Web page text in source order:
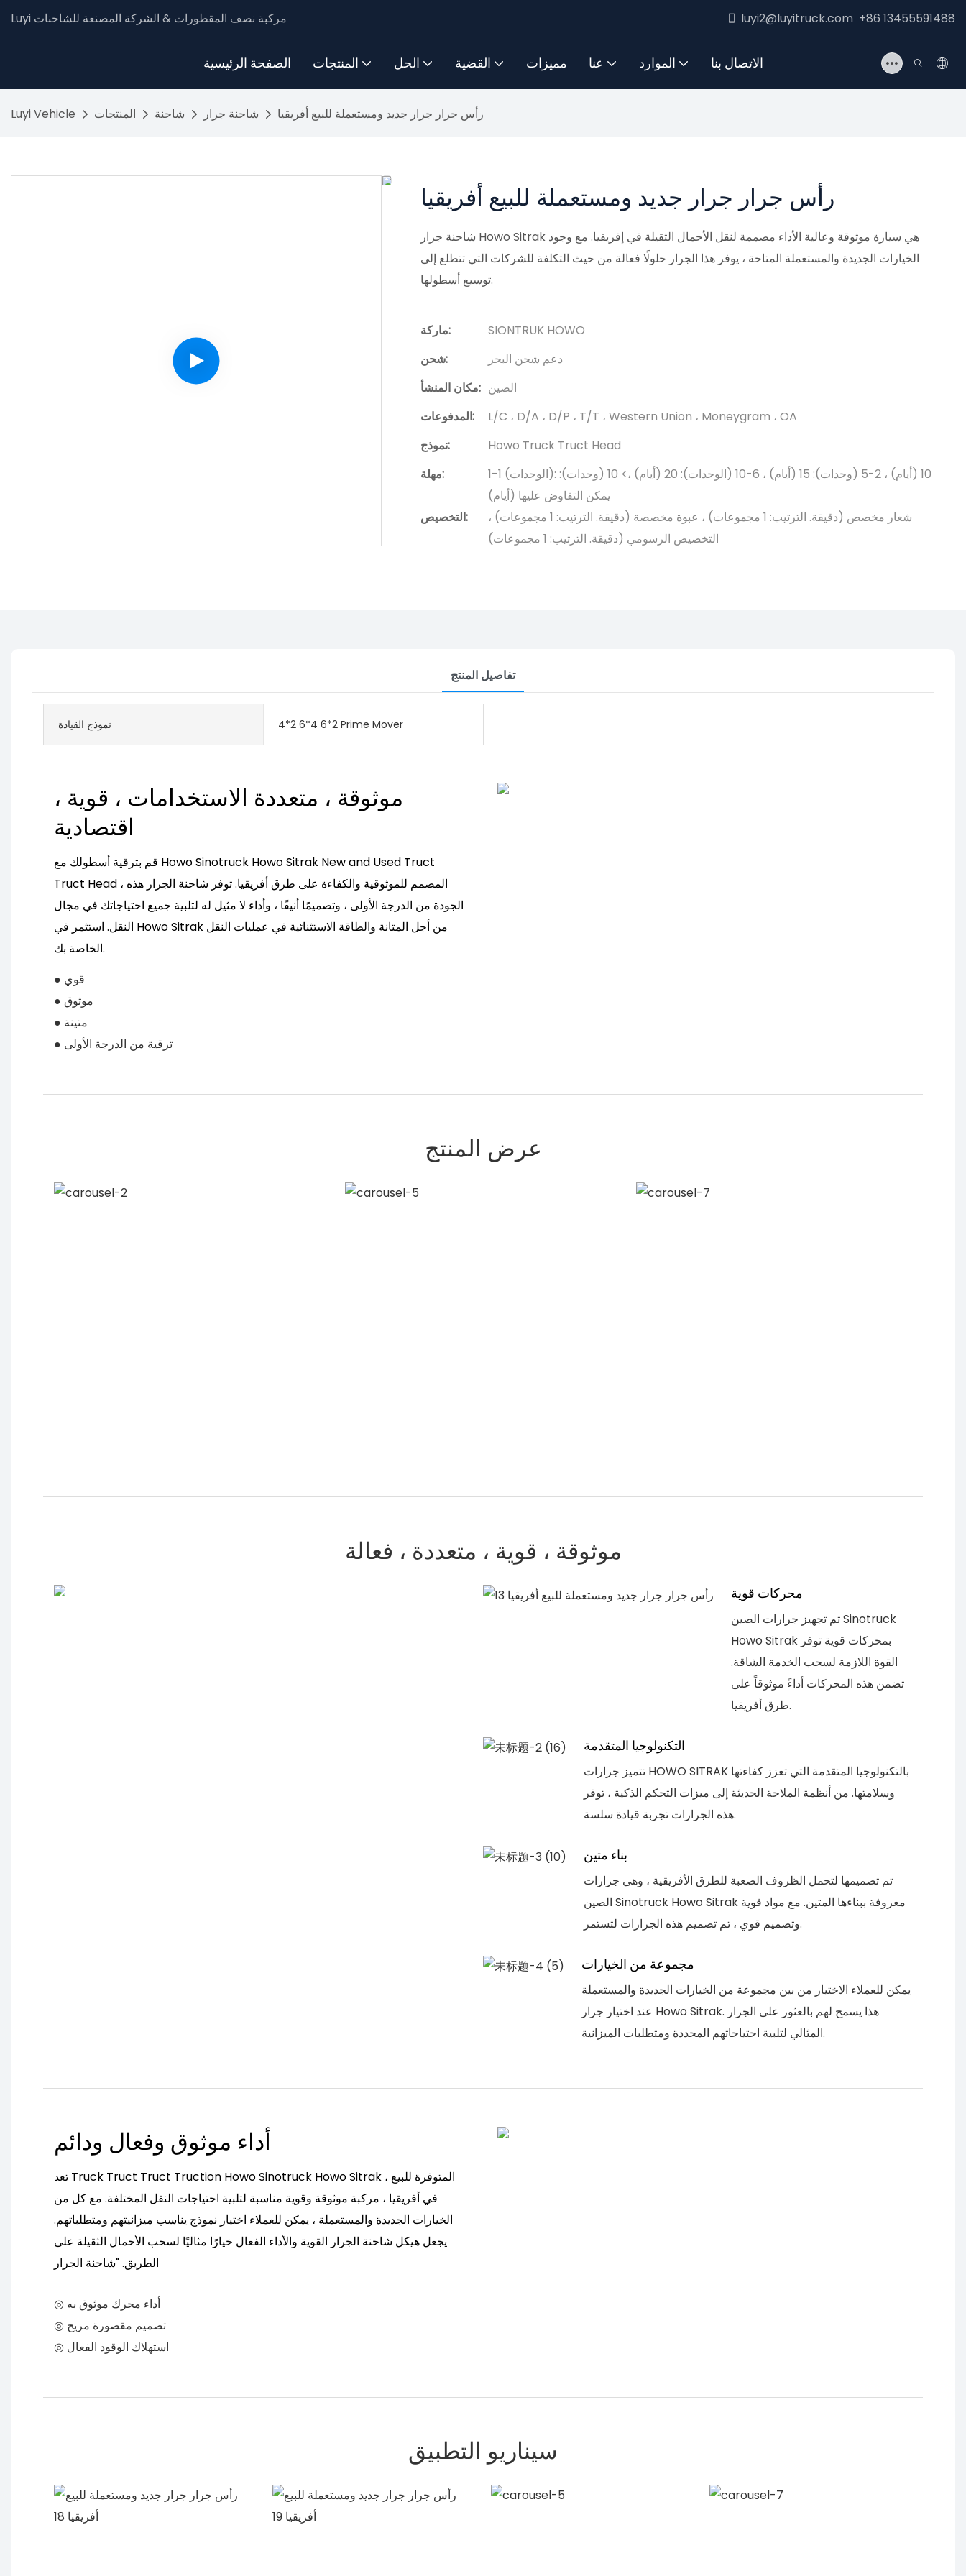
Luyi مركبة نصف المقطورات & الشركة المصنعة للشاحنات luyi2@luyitruck.com +86 13455591488
الصفحة الرئيسية المنتجات الحل القضية مميزات عنا الموارد الاتصال بنا
Luyi Vehicle المنتجات شاحنة شاحنة جرار رأس جرار جرار جديد ومستعملة للبيع أفريقيا
رأس جرار جرار جديد ومستعملة للبيع أفريقيا
شاحنة جرار Howo Sitrak هي سيارة موثوقة وعالية الأداء مصممة لنقل الأحمال الثقيلة في إفريقيا. مع وجود
الخيارات الجديدة والمستعملة المتاحة ، يوفر هذا الجرار حلولًا فعالة من حيث التكلفة للشركات التي تتطلع إلى
توسيع أسطولها.
ماركة:
SIONTRUK HOWO
شحن:
دعم شحن البحر
مكان المنشأ: الصين
المدفوعات:
L/C ، D/A ، D/P ، T/T ، Western Union ، Moneygram ، OA
نموذج:
Howo Truck Truct Head
مهلة:
1-1 (الوحدات): 10 (أيام) ، 2-5 (وحدات): 15 (أيام) ، 6-10 (الوحدات): 20 (أيام) ،> 10 (وحدات):
يمكن التفاوض عليها (أيام)
التخصيص:
شعار مخصص (دقيقة. الترتيب: 1 مجموعات) ، عبوة مخصصة (دقيقة. الترتيب: 1 مجموعات) ،
التخصيص الرسومي (دقيقة. الترتيب: 1 مجموعات)
تفاصيل المنتج
نموذج القيادة 4*2 6*4 6*2 Prime Mover
موثوقة ، متعددة الاستخدامات ، قوية ،
قم بترقية أسطولك مع Howo Sinotruck Howo Sitrak New and Used Truct
Truct Head ، المصمم للموثوقية والكفاءة على طرق أفريقيا. توفر شاحنة الجرار هذه
الجودة من الدرجة الأولى ، وتصميمًا أنيقًا ، وأداء لا مثيل له لتلبية جميع احتياجاتك في مجال
النقل. استثمر في Howo Sitrak من أجل المتانة والطاقة الاستثنائية في عمليات النقل
الخاصة بك.
● قوي
● موثوق
● متينة
● ترقية من الدرجة الأولى
عرض المنتج
موثوقة ، قوية ، متعددة ، فعالة
محركات قوية
تم تجهيز جرارات الصين Sinotruck
Howo Sitrak بمحركات قوية توفر
القوة اللازمة لسحب الخدمة الشاقة.
تضمن هذه المحركات أداءً موثوقاً على
طرق أفريقيا.
التكنولوجيا المتقدمة
تتميز جرارات HOWO SITRAK بالتكنولوجيا المتقدمة التي تعزز كفاءتها
وسلامتها. من أنظمة الملاحة الحديثة إلى ميزات التحكم الذكية ، توفر
هذه الجرارات تجربة قيادة سلسة.
بناء متين
تم تصميمها لتحمل الظروف الصعبة للطرق الأفريقية ، وهي جرارات
الصين Sinotruck Howo Sitrak معروفة ببناءها المتين. مع مواد قوية
وتصميم قوي ، تم تصميم هذه الجرارات لتستمر.
مجموعة من الخيارات
يمكن للعملاء الاختيار من بين مجموعة من الخيارات الجديدة والمستعملة
عند اختيار جرار Howo Sitrak. هذا يسمح لهم بالعثور على الجرار
المثالي لتلبية احتياجاتهم المحددة ومتطلبات الميزانية.
أداء موثوق وفعال ودائم
تعد Truck Truct Truct Truction Howo Sinotruck Howo Sitrak ، المتوفرة للبيع
في أفريقيا ، مركبة موثوقة وقوية مناسبة لتلبية احتياجات النقل المختلفة. مع كل من
الخيارات الجديدة والمستعملة ، يمكن للعملاء اختيار نموذج يناسب ميزانيتهم ​​ومتطلباتهم.
يجعل هيكل شاحنة الجرار القوية والأداء الفعال خيارًا مثاليًا لسحب الأحمال الثقيلة على
الطريق. "شاحنة الجرار
◎ أداء محرك موثوق به
◎ تصميم مقصورة مريح
◎ استهلاك الوقود الفعال
سيناريو التطبيق